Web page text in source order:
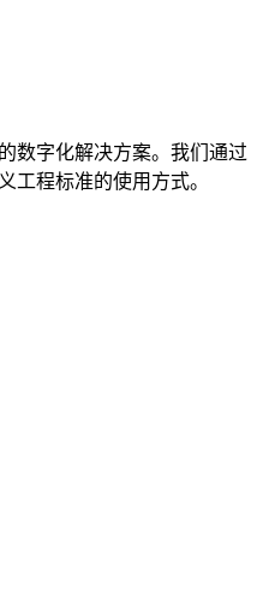
数字化解决方案。我们通过
工程标准的使用方式。